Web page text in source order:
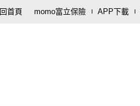
回首頁 momo富立保險 APP下載